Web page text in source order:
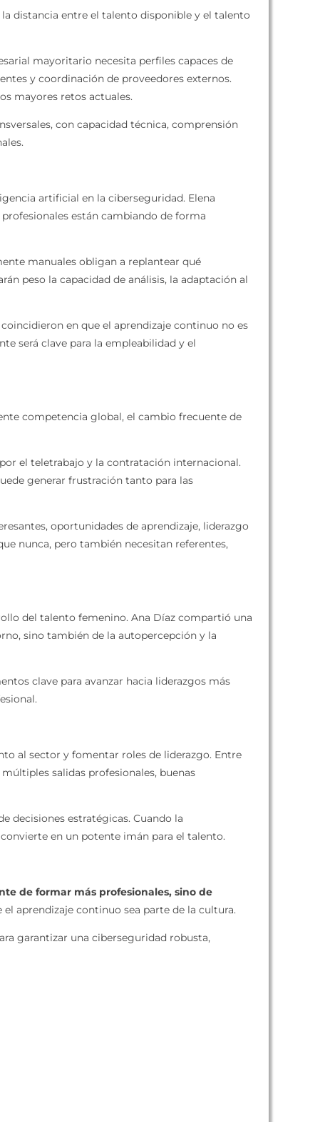
distancia entre el talento disponible y el talento
mayoritario necesita perfiles capaces de
y coordinación de proveedores externos.
mayores retos actuales.
con capacidad técnica, comprensión
artificial en la ciberseguridad. Elena
están cambiando de forma
manuales obligan a replantear qué
peso la capacidad de análisis, la adaptación al
en que el aprendizaje continuo no es
será clave para la empleabilidad y el
competencia global, el cambio frecuente de
el teletrabajo y la contratación internacional.
generar frustración tanto para las
oportunidades de aprendizaje, liderazgo
nunca, pero también necesitan referentes,
del talento femenino. Ana Díaz compartió una
sino también de la autopercepción y la
clave para avanzar hacia liderazgos más
al sector y fomentar roles de liderazgo. Entre
salidas profesionales, buenas
decisiones estratégicas. Cuando la
en un potente imán para el talento.
de formar más profesionales, sino de
aprendizaje continuo sea parte de la cultura.
garantizar una ciberseguridad robusta,